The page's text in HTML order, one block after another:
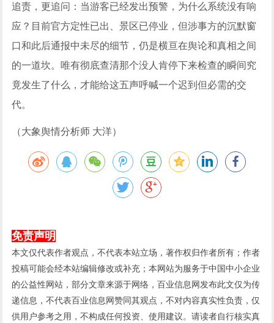
追责，更追问：当游客已经发出预警，为什么系统没有响
应？目前官方定性已出、景区已停业，但涉事方的沉默窗
口和此后通报中未尽的细节，仍是横亘在舆论和真相之间
的一道坎。唯有彻底查清那个没人肯停下来检查的瞬间究
竟发生了什么，才能给这五声呼喊一个迟到但必需的交
代。
（大象舆情分析师 大洋）
免责声明
本文仅代表作者观点，不代表本站立场，著作权归作者所有；作者
投稿可能会经本站编辑修改或补充；本网站为服务于中国中小企业
的公益性网站，部分文章来源于网络，百业信息网发布此文仅为传
递信息，不代表百业信息网赞同其观点，不对内容真实性负责，仅
供用户参考之用，不构成任何投资、使用建议。请读者自行核实真